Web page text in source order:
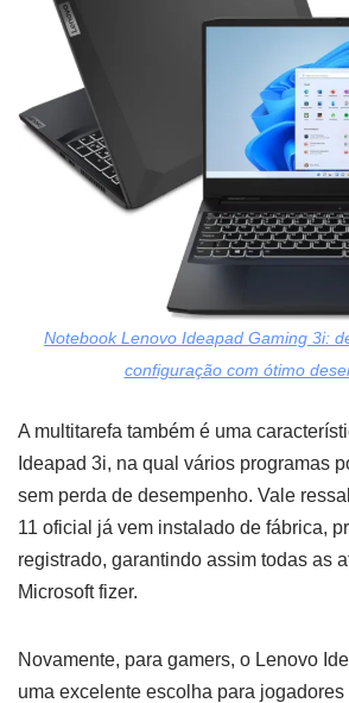
Notebook Lenovo Ideapad Gaming 3i:
configuração com ótimo
A multitarefa também é uma
Ideapad 3i, na qual vários programas
sem perda de desempenho. Vale
11 oficial já vem instalado de fábrica,
registrado, garantindo assim todas as
Microsoft fizer.
Novamente, para gamers, o Lenovo
uma excelente escolha para